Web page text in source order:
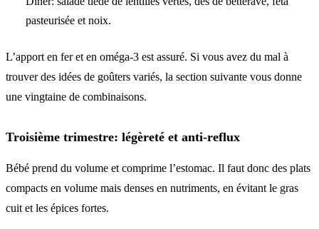
pasteurisée et noix.
L’apport en fer et en oméga-3 est assuré. Si vous avez du mal à
trouver des idées de goûters variés, la section suivante vous donne
une vingtaine de combinaisons.
Troisième trimestre: légèreté et anti-reflux
Bébé prend du volume et comprime l’estomac. Il faut donc des plats
compacts en volume mais denses en nutriments, en évitant le gras
cuit et les épices fortes.